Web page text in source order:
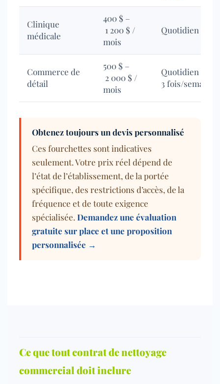
Clinique
médicale
400 $ –
1 200 $ /
mois
Quotidien
Commerce de
détail
500 $ –
2 000 $ /
mois
Quotidien à
3 fois/semaine
Obtenez toujours un devis personnalisé
Ces fourchettes sont indicatives
seulement. Votre prix réel dépend de
l’état de l’établissement, de la portée
spécifique, des restrictions d’accès, de la
fréquence et de toute exigence
spécialisée. Demandez une évaluation
gratuite sur place et une proposition
personnalisée →
Ce que tout contrat de nettoyage
commercial doit inclure